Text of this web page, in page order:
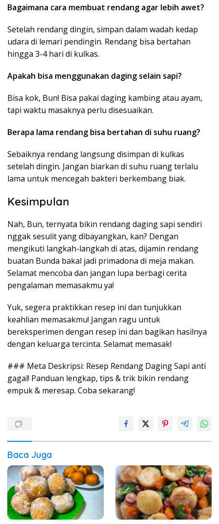
Bagaimana cara membuat rendang agar lebih awet?
Setelah rendang dingin, simpan dalam wadah kedap
udara di lemari pendingin. Rendang bisa bertahan
hingga 3-4 hari di kulkas.
Apakah bisa menggunakan daging selain sapi?
Bisa kok, Bun! Bisa pakai daging kambing atau ayam,
tapi waktu masaknya perlu disesuaikan.
Berapa lama rendang bisa bertahan di suhu ruang?
Sebaiknya rendang langsung disimpan di kulkas
setelah dingin. Jangan biarkan di suhu ruang terlalu
lama untuk mencegah bakteri berkembang biak.
Kesimpulan
Nah, Bun, ternyata bikin rendang daging sapi sendiri
nggak sesulit yang dibayangkan, kan? Dengan
mengikuti langkah-langkah di atas, dijamin rendang
buatan Bunda bakal jadi primadona di meja makan.
Selamat mencoba dan jangan lupa berbagi cerita
pengalaman memasakmu ya!
Yuk, segera praktikkan resep ini dan tunjukkan
keahlian memasakmu! Jangan ragu untuk
bereksperimen dengan resep ini dan bagikan hasilnya
dengan keluarga tercinta. Selamat memasak!
### Meta Deskripsi: Resep Rendang Daging Sapi anti
gagal! Panduan lengkap, tips & trik bikin rendang
empuk & meresap. Coba sekarang!
Baca Juga